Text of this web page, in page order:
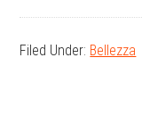
Filed Under: Bellezza